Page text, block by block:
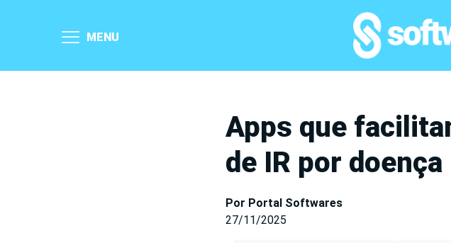
MENU
Apps que
de IR por doença
Por Portal Softwares
27/11/2025